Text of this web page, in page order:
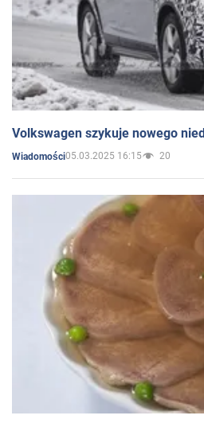
Volkswagen szykuje nowego
Wiadomości05.03.2025 16:15 20